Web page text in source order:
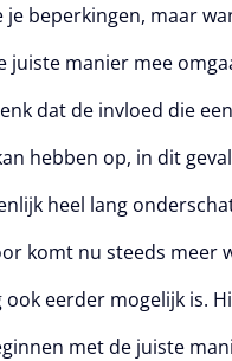
beperkingen, maar
juiste manier mee
dat de invloed die een
hebben op, in dit
heel lang
komt nu steeds meer
eerder mogelijk is.
met de juiste